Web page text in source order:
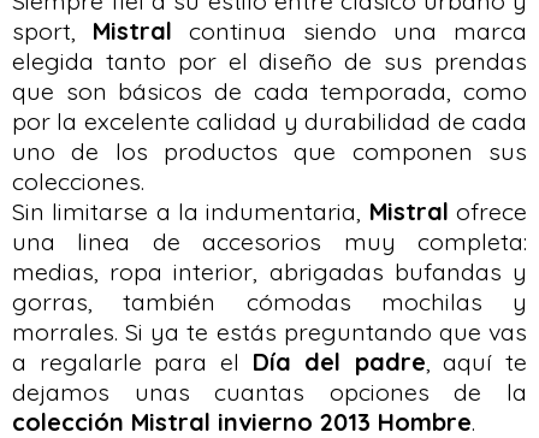
sport, Mistral continua siendo una marca
elegida tanto por el diseño de sus prendas
que son básicos de cada temporada, como
por la excelente calidad y durabilidad de cada
uno de los productos que componen sus
colecciones.
Sin limitarse a la indumentaria, Mistral ofrece
una linea de accesorios muy completa:
medias, ropa interior, abrigadas bufandas y
gorras, también cómodas mochilas y
morrales. Si ya te estás preguntando que vas
a regalarle para el Día del padre , aquí te
dejamos unas cuantas opciones de la
colección Mistral invierno 2013 Hombre.